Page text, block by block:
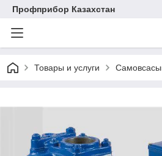
Профприбор Казахстан
Товары и услуги